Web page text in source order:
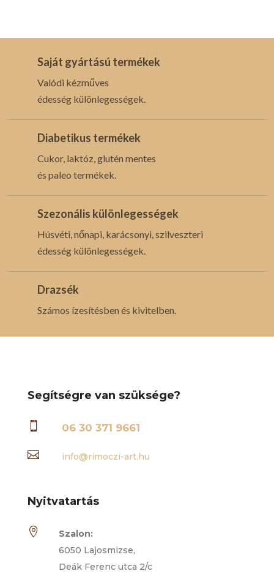
Saját gyártású termékek
Valódi kézműves
édesség különlegességek.
Diabetikus termékek
Cukor, laktóz, glutén mentes
és paleo termékek.
Szezonális különlegességek
Húsvéti, nőnapi, karácsonyi, szilveszteri
édesség különlegességek.
Drazsék
Számos ízesítésben és kivitelben.
Segítségre van szüksége?
 06 30 371 9661
 info@rimoczi-art.hu
Nyitvatartás

Szalon:
6050 Lajosmizse,
Deák Ferenc utca 2/c